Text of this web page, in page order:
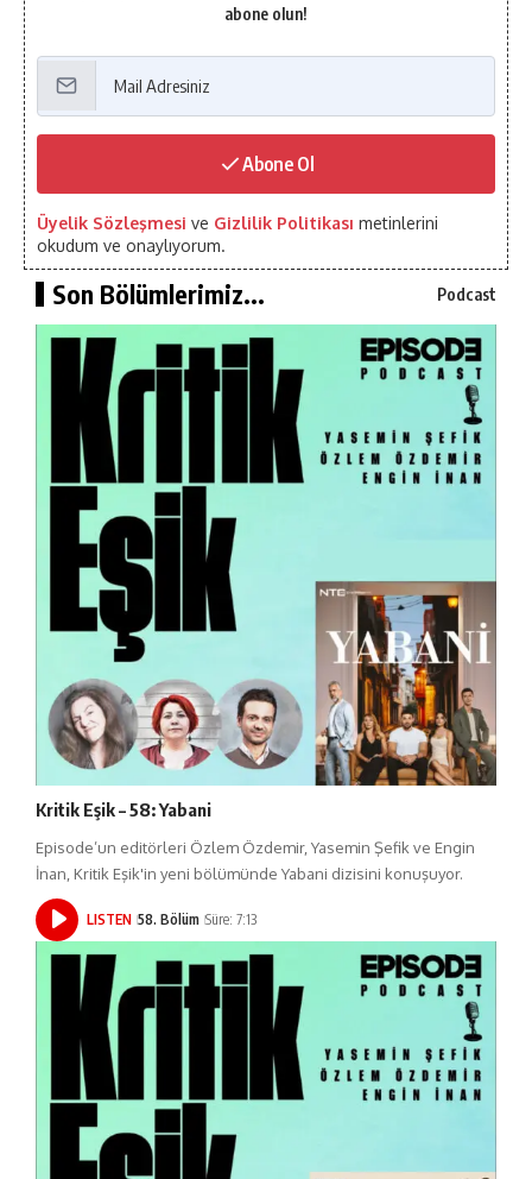
abone olun!
Abone Ol
Üyelik Sözleşmesi ve Gizlilik Politikası metinlerini
okudum ve onaylıyorum.
Son Bölümlerimiz... Podcast
Kritik Eşik – 58: Yabani
Episode’un editörleri Özlem Özdemir, Yasemin Şefik ve Engin
İnan, Kritik Eşik'in yeni bölümünde Yabani dizisini konuşuyor.
LISTEN 58. Bölüm Süre: 7:13